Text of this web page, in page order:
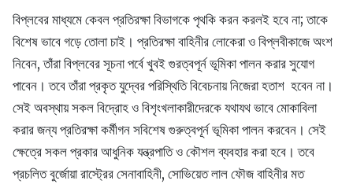
বিপ্লবের মাধ্যমে কেবল প্রতিরক্ষা বিভাগকে পৃথকি করন করলই হবে না; তাকে
বিশেষ ভাবে গড়ে তোলা চাই। প্রতিরক্ষা বাহিনীর লোকেরা ও বিপ্লবীকাজে অংশ
নিবেন, তাঁরা বিপ্লবের সূচনা পর্বে খুবই গুরত্বপূর্ন ভূমিকা পালন করার সুযোগ
পাবেন। তবে তাঁরা প্রকৃত যুদ্বের পরিস্থিতি বিবেচনায় নিজেরা হতাশ হবেন না।
সেই অবস্থায় সকল বিদ্রোহ ও বিশৃংখলাকারীদেরকে যথাযথ ভাবে মোকাবিলা
করার জন্য প্রতিরক্ষা কর্মীগন সবিশেষ গুরুত্বপূর্ন ভূমিকা পালন করবেন। সেই
ক্ষেত্রে সকল প্রকার আধুনিক যন্ত্রপাতি ও কৌশল ব্যবহার করা হবে। তবে
প্রচলিত বুর্জোয়া রাস্ট্রের সেনাবাহিনী, সোভিয়েত লাল ফৌজ বাহিনীর মত